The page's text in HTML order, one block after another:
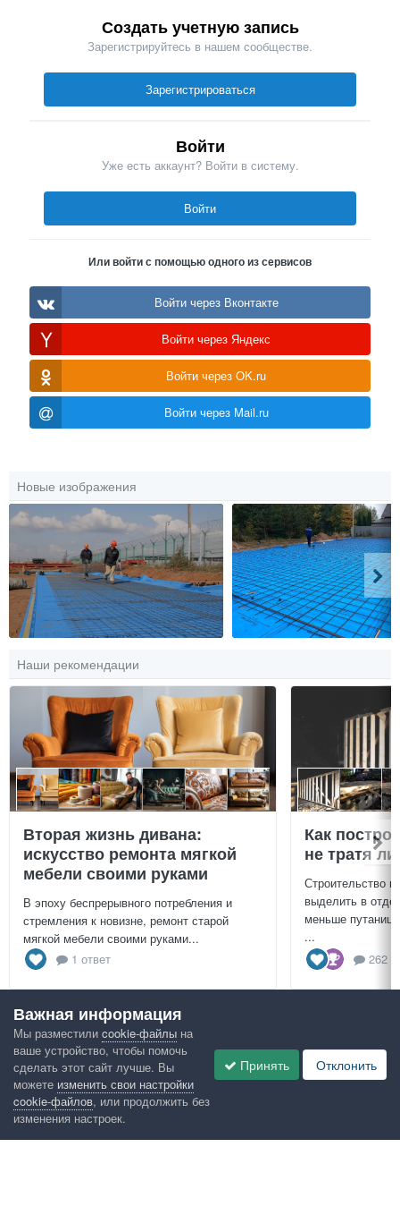
Создать учетную запись
Зарегистрируйтесь в нашем сообществе.
Зарегистрироваться
Войти
Уже есть аккаунт? Войти в систему.
Войти
Или войти с помощью одного из сервисов
Войти через Вконтакте
Войти через Яндекс
Войти через OK.ru
Войти через Mail.ru
Новые изображения
Наши рекомендации
Вторая жизнь дивана:
искусство ремонта мягкой
мебели своими руками
В эпоху беспрерывного потребления и
стремления к новизне, ремонт старой
мягкой мебели своими руками...
1 ответ
Как
не тратя
Строительство
выделить в
меньше
...
262
Посмотреть всё
Google рекомендует
Важная информация
Мы разместили cookie-файлы на
ваше устройство, чтобы помочь
сделать этот сайт лучше. Вы
можете изменить свои настройки
cookie-файлов, или продолжить без
изменения настроек.
Принять Отклонить